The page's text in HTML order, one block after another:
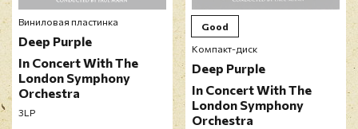
Виниловая пластинка
Deep Purple
In Concert With The
London Symphony
Orchestra
3LP
Good
Компакт-диск
Deep Purple
In Concert With The
London Symphony
Orchestra